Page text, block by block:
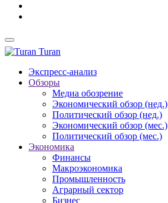
Turan
Экспресс-анализ
Обзоры
Медиа обозрение
Экономический обзор (нед.)
Политический обзор (нед.)
Экономический обзор (мес.)
Политический обзор (мес.)
Экономика
Финансы
Макроэкономика
Промышленность
Аграрный сектор
Бизнес